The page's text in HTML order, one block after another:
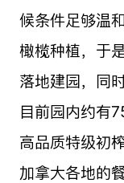
候条件足够温
橄榄种植，于
落地建园，同
目前园内约有
高品质特级初
加拿大各地的